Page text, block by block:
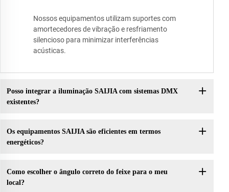
Nossos equipamentos utilizam suportes com
amortecedores de vibração e resfriamento
silencioso para minimizar interferências
acústicas.
Posso integrar a iluminação SAIJIA com sistemas DMX
existentes?
Os equipamentos SAIJIA são eficientes em termos
energéticos?
Como escolher o ângulo correto do feixe para o meu
local?